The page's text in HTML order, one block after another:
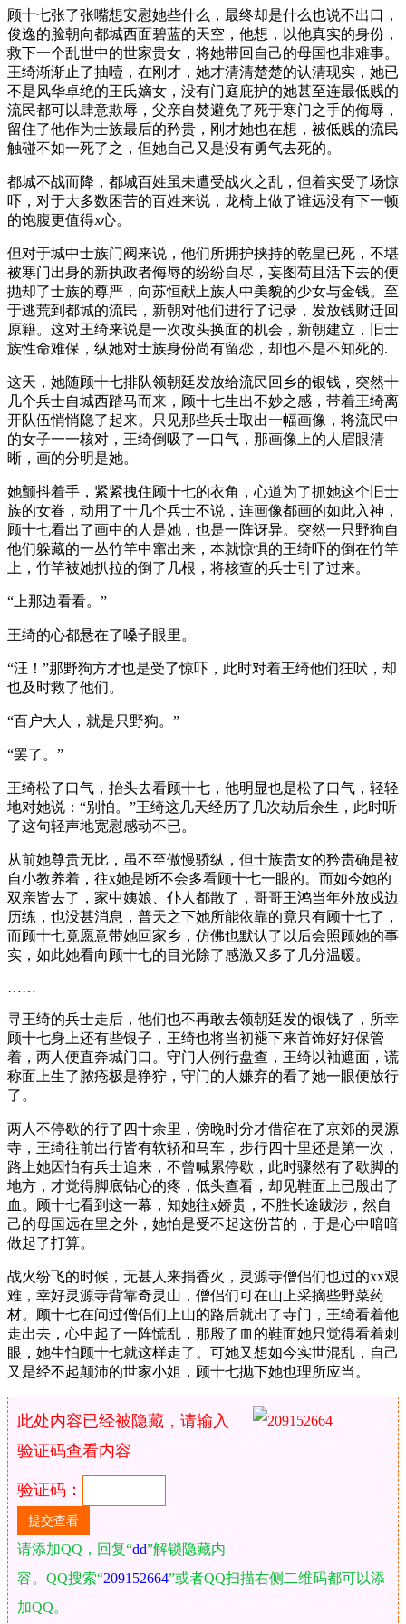
顾十七张了张嘴想安慰她些什么，最终却是什么也说不出口，
俊逸的脸朝向都城西面碧蓝的天空，他想，以他真实的身份，
救下一个乱世中的世家贵女，将她带回自己的母国也非难事。
王绮渐渐止了抽噎，在刚才，她才清清楚楚的认清现实，她已
不是风华卓绝的王氏嫡女，没有门庭庇护的她甚至连最低贱的
流民都可以肆意欺辱，父亲自焚避免了死于寒门之手的侮辱，
留住了他作为士族最后的矜贵，刚才她也在想，被低贱的流民
触碰不如一死了之，但她自己又是没有勇气去死的。
都城不战而降，都城百姓虽未遭受战火之乱，但着实受了场惊
吓，对于大多数困苦的百姓来说，龙椅上做了谁远没有下一顿
的饱腹更值得x心。
但对于城中士族门阀来说，他们所拥护挟持的乾皇已死，不堪
被寒门出身的新执政者侮辱的纷纷自尽，妄图苟且活下去的便
抛却了士族的尊严，向苏恒献上族人中美貌的少女与金钱。至
于逃荒到都城的流民，新朝对他们进行了记录，发放钱财迁回
原籍。这对王绮来说是一次改头换面的机会，新朝建立，旧士
族性命难保，纵她对士族身份尚有留恋，却也不是不知死的.
这天，她随顾十七排队领朝廷发放给流民回乡的银钱，突然十
几个兵士自城西踏马而来，顾十七生出不妙之感，带着王绮离
开队伍悄悄隐了起来。只见那些兵士取出一幅画像，将流民中
的女子一一核对，王绮倒吸了一口气，那画像上的人眉眼清
晰，画的分明是她。
她颤抖着手，紧紧拽住顾十七的衣角，心道为了抓她这个旧士
族的女眷，动用了十几个兵士不说，连画像都画的如此入神，
顾十七看出了画中的人是她，也是一阵讶异。突然一只野狗自
他们躲藏的一丛竹竿中窜出来，本就惊惧的王绮吓的倒在竹竿
上，竹竿被她扒拉的倒了几根，将核查的兵士引了过来。
“上那边看看。”
王绮的心都悬在了嗓子眼里。
“汪！”那野狗方才也是受了惊吓，此时对着王绮他们狂吠，却
也及时救了他们。
“百户大人，就是只野狗。”
“罢了。”
王绮松了口气，抬头去看顾十七，他明显也是松了口气，轻轻
地对她说：“别怕。”王绮这几天经历了几次劫后余生，此时听
了这句轻声地宽慰感动不已。
从前她尊贵无比，虽不至傲慢骄纵，但士族贵女的矜贵确是被
自小教养着，往x她是断不会多看顾十七一眼的。而如今她的
双亲皆去了，家中姨娘、仆人都散了，哥哥王鸿当年外放戍边
历练，也没甚消息，普天之下她所能依靠的竟只有顾十七了，
而顾十七竟愿意带她回家乡，仿佛也默认了以后会照顾她的事
实，如此她看向顾十七的目光除了感激又多了几分温暖。
……
寻王绮的兵士走后，他们也不再敢去领朝廷发的银钱了，所幸
顾十七身上还有些银子，王绮也将当初褪下来首饰好好保管
着，两人便直奔城门口。守门人例行盘查，王绮以袖遮面，谎
称面上生了脓疮极是狰狞，守门的人嫌弃的看了她一眼便放行
了。
两人不停歇的行了四十余里，傍晚时分才借宿在了京郊的灵源
寺，王绮往前出行皆有软轿和马车，步行四十里还是第一次，
路上她因怕有兵士追来，不曾喊累停歇，此时骤然有了歇脚的
地方，才觉得脚底钻心的疼，低头查看，却见鞋面上已殷出了
血。顾十七看到这一幕，知她往x娇贵，不胜长途跋涉，然自
己的母国远在里之外，她怕是受不起这份苦的，于是心中暗暗
做起了打算。
战火纷飞的时候，无甚人来捐香火，灵源寺僧侣们也过的xx艰
难，幸好灵源寺背靠奇灵山，僧侣们可在山上采摘些野菜药
材。顾十七在问过僧侣们上山的路后就出了寺门，王绮看着他
走出去，心中起了一阵慌乱，那殷了血的鞋面她只觉得看着刺
眼，她生怕顾十七就这样走了。可她又想如今实世混乱，自己
又是经不起颠沛的世家小姐，顾十七抛下她也理所应当。
此处内容已经被隐藏，请输入
验证码查看内容
验证码：
请添加QQ，回复“dd”解锁隐藏内
容。QQ搜索“209152664”或者QQ扫描右侧二维码都可以添
加QQ。